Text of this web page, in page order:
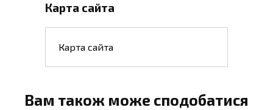
Карта сайта
Карта сайта
Вам також може сподобатися